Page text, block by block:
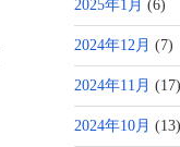
2025年1月 (6)
2024年12月 (7)
2024年11月 (17)
2024年10月 (13)